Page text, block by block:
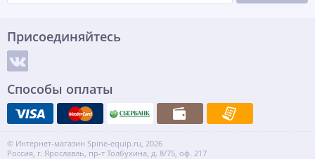
Присоединяйтесь
Способы оплаты
© Интернет-магазин Spine-equip.ru, 2026
Россия, г. Ярославль, пр-т Толбухина, д. 8/75, оф. 217